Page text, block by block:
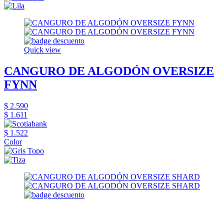
Quick view
CANGURO DE ALGODÓN OVERSIZE
FYNN
$ 2.590
$ 1.611
$ 1.522
Color